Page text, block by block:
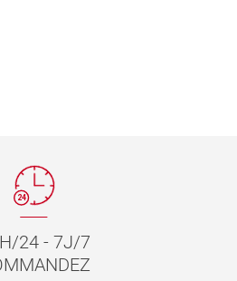
24 - 7J/7